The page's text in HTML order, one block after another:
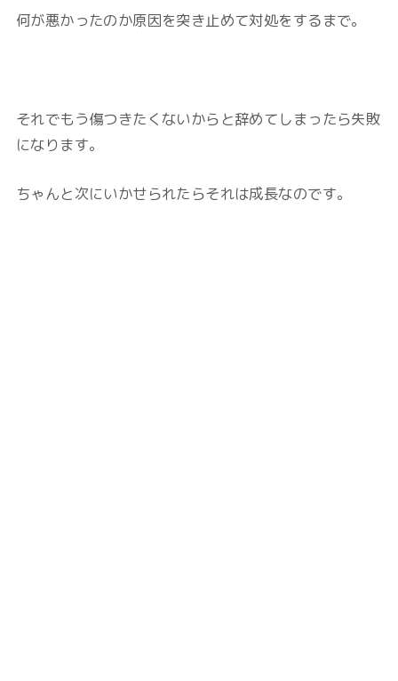
何が悪かったのか原因を突き止めて対処をするまで。
それでもう傷つきたくないからと辞めてしまったら失敗
になります。
ちゃんと次にいかせられたらそれは成長なのです。